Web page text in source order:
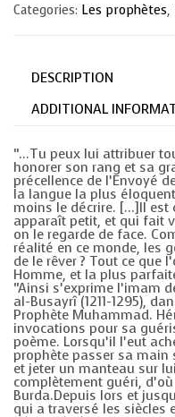
des
des
à
la
du
Prophète
quantity
Categories: Les prophètes,
DESCRIPTION
ADDITIONAL
“…Tu peux lui attribuer
honorer son rang et sa
précellence de l’Envoyé
la langue la plus
moins le décrire. […]Il est
apparaît petit, et qui fait
on le regarde de face.
réalité en ce monde, les
de le rêver ? Tout ce que
Homme, et la plus
“Ainsi s’exprime l’imam
al-Busayrî (1211-1295),
Prophète Muhammad.
invocations pour sa
poème. Lorsqu’il l’eut
prophète passer sa main
et jeter un manteau sur
complètement guéri,
Burda.Depuis lors et
qui a traversé les siècles